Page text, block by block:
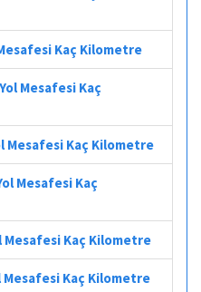
Kaç Kilometre
Mesafesi Kaç
Mesafesi Kaç Kilometre
Mesafesi Kaç
Mesafesi Kaç Kilometre
Mesafesi Kaç Kilometre